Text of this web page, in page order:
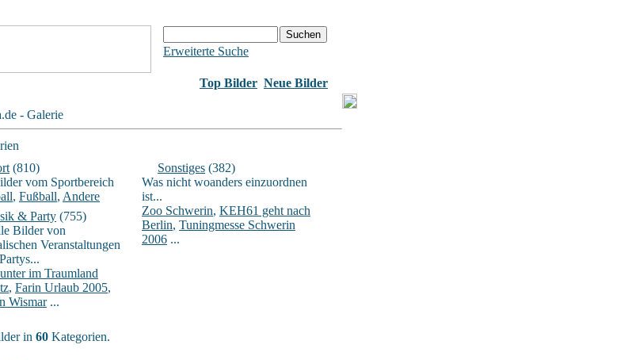
Erweiterte Suche
Top Bilder Neue Bilder
- Galerie
(810)
vom Sportbereich
, Fußball, Andere
& Party (755)
Bilder von
Veranstaltungen
im Traumland
, Farin Urlaub 2005,
Wismar...
Sonstiges (382)
Was nicht woanders einzuordnen
ist...
Zoo Schwerin, KEH61 geht nach
Berlin, Tuningmesse Schwerin
2006 ...
in 60 Kategorien.